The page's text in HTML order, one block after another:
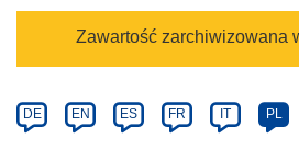
Category
Zawartość zarchiwizowana
Article
available
DE EN ES FR IT PL